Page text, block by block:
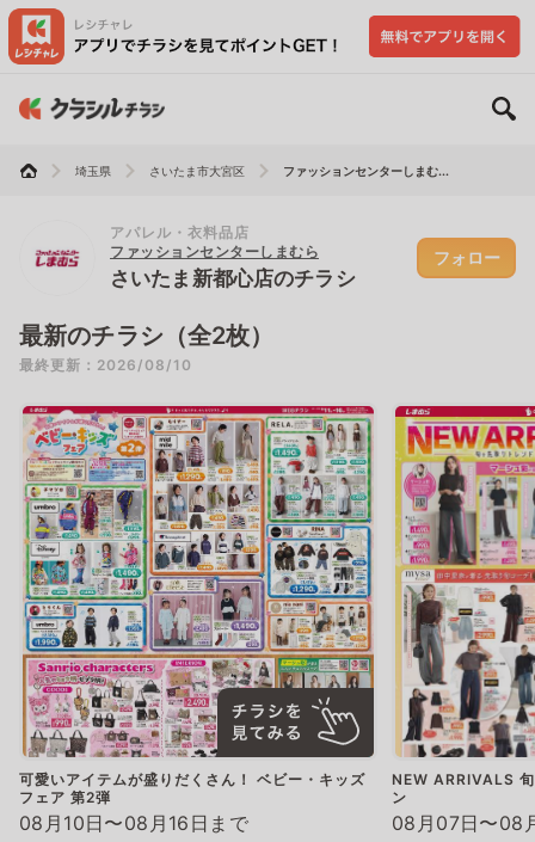
埼玉県 さいたま市大宮区 ファッションセンターしまむ...
アパレル・衣料品店
ファッションセンターしまむら
さいたま新都心店のチラシ
フォロー
最新のチラシ（全2枚）
最終更新：2026/08/10
可愛いアイテムが盛りだくさん！ ベビー・キッズ
フェア 第2弾
08月10日〜08月16日まで
NEW ARRIVALS
ン
08月07日〜08